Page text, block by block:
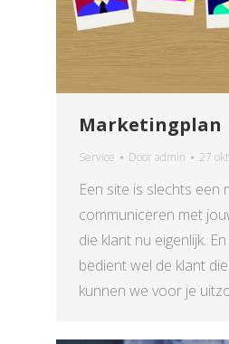
Marketingplan
Service Dooradmin 27
Een site is slechts een
communiceren met
die klant nu eigenlijk.
bedient wel de klant
kunnen we voor je